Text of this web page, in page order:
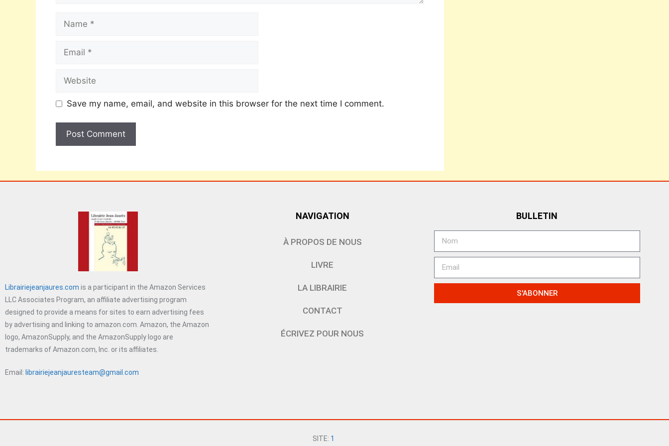
Save my name, email, and website in this browser for the next time I comment.
Librairiejeanjaures.com is a participant in the Amazon Services
LLC Associates Program, an affiliate advertising program
designed to provide a means for sites to earn advertising fees
by advertising and linking to amazon.com. Amazon, the Amazon
logo, AmazonSupply, and the AmazonSupply logo are
trademarks of Amazon.com, Inc. or its affiliates.
Email: librairiejeanjauresteam@gmail.com
NAVIGATION
À PROPOS DE NOUS
LIVRE
LA LIBRAIRIE
CONTACT
ÉCRIVEZ POUR NOUS
BULLETIN
S'ABONNER
SITE: 1